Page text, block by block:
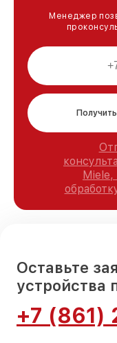
Менеджер
Miele,
Оставьте
устройства
+7 (861)